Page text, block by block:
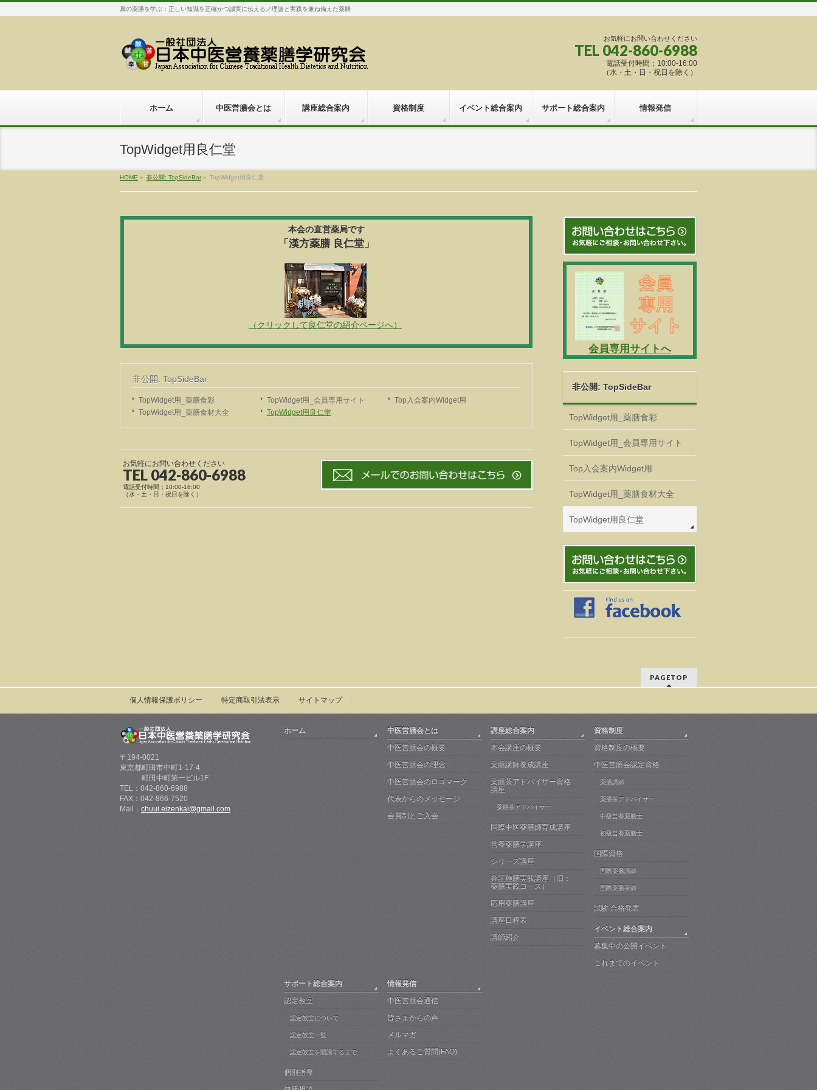
真の薬膳を学ぶ：正しい知識を正確かつ誠実に伝える／理論と実践を兼ね備えた薬膳
お気軽にお問い合わせください
TEL 042-860-6988
電話受付時間；10:00-16:00
（水・土・日・祝日を除く）
ホーム 中医営膳会とは 講座総合案内 資格制度 イベント総合案内 サポート総合案内 情報発信
TopWidget用良仁堂
HOME » 非公開: TopSideBar » TopWidget用良仁堂
本会の直営薬局です
「漢方薬膳 良仁堂」
（クリックして良仁堂の紹介ページへ）
非公開: TopSideBar
TopWidget用_薬膳食彩 TopWidget用_会員専用サイト
Top入会案内Widget用
TopWidget用_薬膳食材大全
TopWidget用良仁堂
お気軽にお問い合わせください
TEL 042-860-6988
電話受付時間；10:00-16:00
（水・土・日・祝日を除く）
会員専用サイトへ
非公開: TopSideBar
TopWidget用_薬膳食彩
TopWidget用_会員専用サイト
Top入会案内Widget用
TopWidget用_薬膳食材大全
TopWidget用良仁堂
PAGETOP
個人情報保護ポリシー 特定商取引法表示 サイトマップ
〒194-0021
東京都町田市中町1-17-4
町田中町第一ビル1F
TEL：042-860-6988
FAX：042-866-7520
Mail： chuui.eizenkai@gmail.com
ホーム
中医営膳会とは
中医営膳会の概要
中医営膳会の理念
中医営膳会のロゴマーク
代表からのメッセージ
会員制とご入会
講座総合案内
本会講座の概要
薬膳講師養成講座
薬膳茶アドバイザー資格
講座
薬膳茶アドバイザー
国際中医薬膳師育成講座
営養薬膳学講座
シリーズ講座
弁証施膳実践講座（旧：
薬膳実践コース）
応用薬膳講座
講座日程表
講師紹介
資格制度
資格制度の概要
中医営膳会認定資格
薬膳講師
薬膳茶アドバイザー
中級営養薬膳士
初級営養薬膳士
国際資格
国際薬膳講師
国際薬膳茶師
試験 合格発表
イベント総合案内
募集中の公開イベント
これまでのイベント
サポート総合案内
認定教室
認定教室について
認定教室一覧
認定教室を開講するまで
個別指導
情報発信
中医営膳会通信
皆さまからの声
メルマガ
よくあるご質問(FAQ)